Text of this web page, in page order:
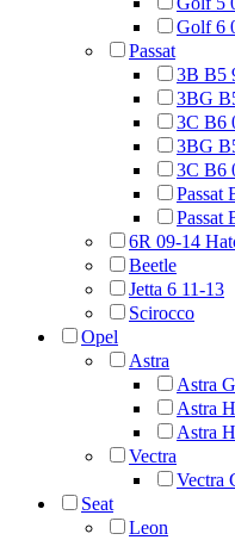
Golf 6
Passat
3B B5
3BG
3C B6
3BG
3C B6
Passat
Passat
6R 09-14
Beetle
Jetta 6 11-13
Scirocco
Opel
Astra
Astra
Astra
Astra
Vectra
Vectra
Seat
Leon